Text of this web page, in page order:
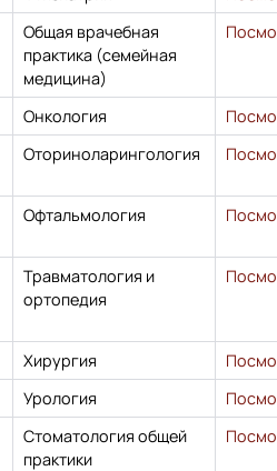
Общая врачебная
практика (семейная
медицина)
Онкология
Оториноларингология
Офтальмология
Травматология и
ортопедия
Хирургия
Урология
Стоматология общей
практики